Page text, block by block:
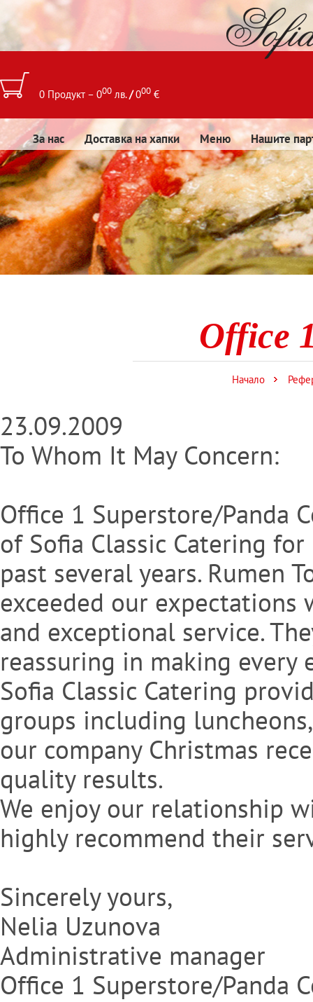
0 Продукт – 000 лв./000 €
За нас Доставка на хапки Меню Нашите
Office
Начало
23.09.2009
To Whom It May Concern:
Office 1 Superstore/Panda
of Sofia Classic Catering
past several years. Rumen
exceeded our
and exceptional service.
reassuring in making
Sofia Classic Catering
groups including
our company Christmas
quality results.
We enjoy our relationship
highly recommend their
Sincerely yours,
Nelia Uzunova
Administrative manager
Office 1 Superstore/Panda